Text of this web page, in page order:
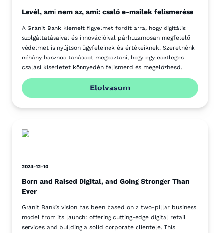
Levél, ami nem az, ami: csaló e-mailek felismerése
A Gránit Bank kiemelt figyelmet fordít arra, hogy digitális
szolgáltatásaival és innovációival párhuzamosan megfelelő
védelmet is nyújtson ügyfeleinek és értékeiknek. Szeretnénk
néhány hasznos tanácsot megosztani, hogy egy esetleges
csalási kísérletet könnyedén felismerd és megelőzhesd.
Elolvasom
2024-12-10
Born and Raised Digital, and Going Stronger Than
Ever
Gránit Bank’s vision has been based on a two-pillar business
model from its launch: offering cutting-edge digital retail
services and building a solid corporate clientele. This